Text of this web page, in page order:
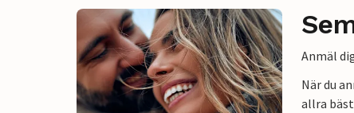
Anmäl
När du
allra